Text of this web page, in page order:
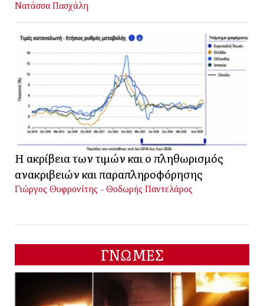
Νατάσσα Πασχάλη
Η ακρίβεια των τιμών και ο πληθωρισμός
ανακριβειών και παραπληροφόρησης
Γιώργος Θυφρονίτης - Θοδωρής Παντελάρος
ΓΝΩΜΕΣ